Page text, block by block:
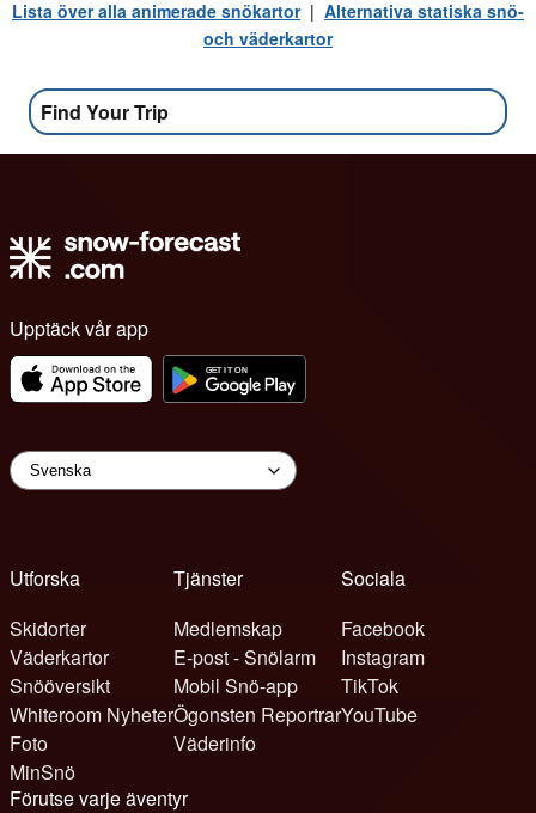
Lista över alla animerade snökartor| Alternativa statiska snö-
och väderkartor
Find Your Trip
Upptäck vår app
Utforska
Skidorter
Väderkartor
Snööversikt
Whiteroom Nyheter
Foto
MinSnö
Tjänster
Medlemskap
E-post - Snölarm
Mobil Snö-app
Ögonsten Reportrar
Väderinfo
Sociala
Facebook
Instagram
TikTok
YouTube
Förutse varje äventyr